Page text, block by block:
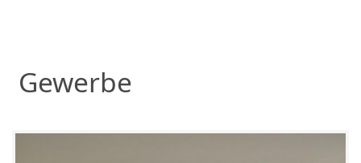
Gewerbe